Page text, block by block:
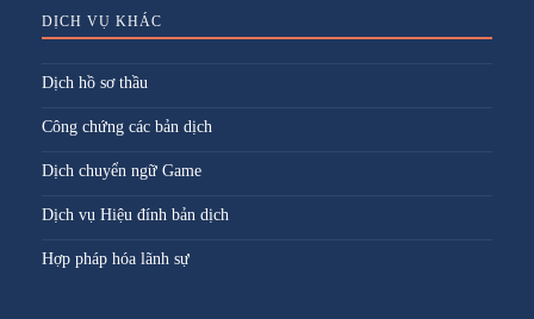
DỊCH VỤ KHÁC
Dịch hồ sơ thầu
Công chứng các bản dịch
Dịch chuyển ngữ Game
Dịch vụ Hiệu đính bản dịch
Hợp pháp hóa lãnh sự